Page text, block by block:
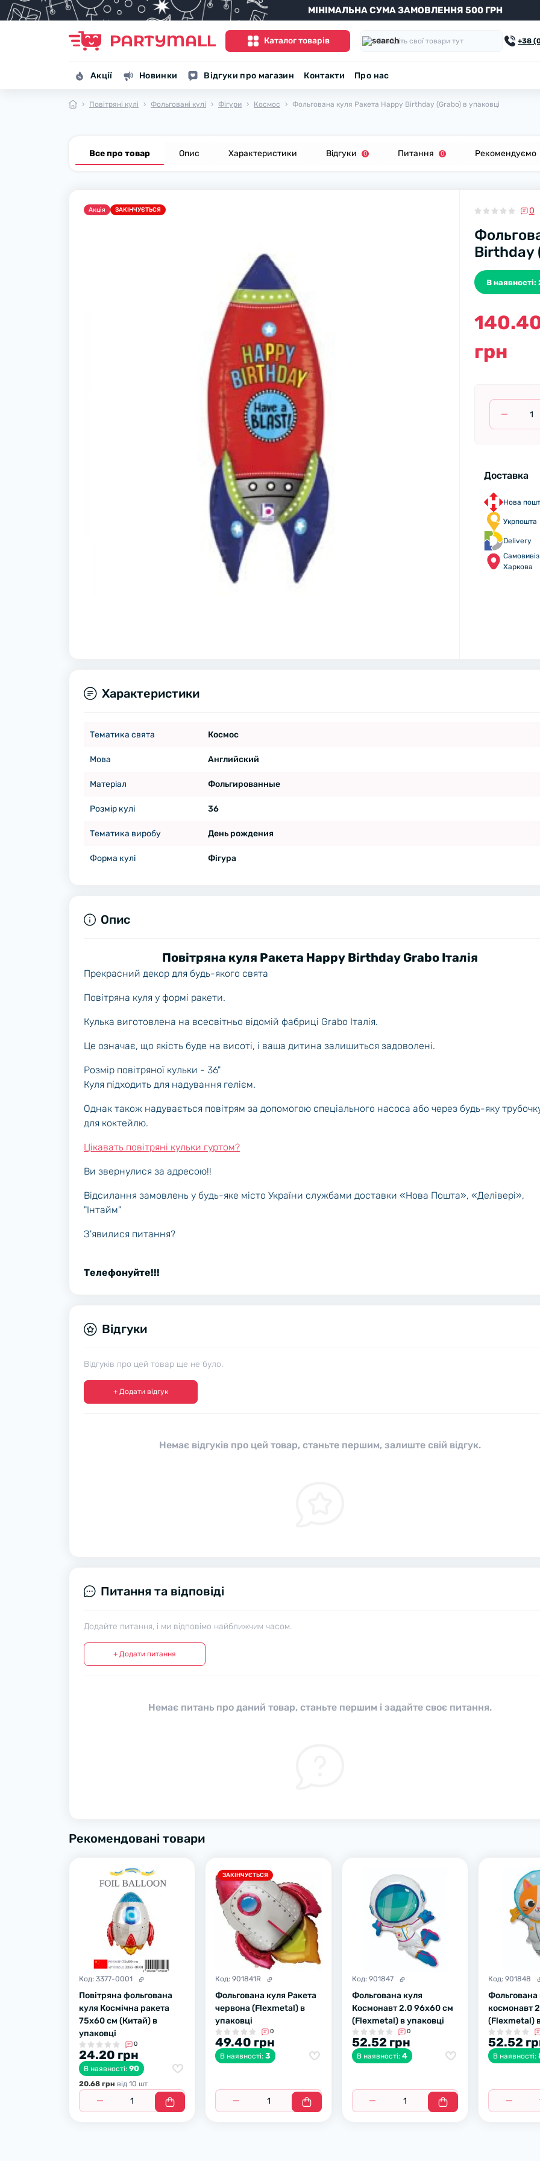
МІНІМАЛЬНА СУМА ЗАМОВЛЕННЯ 500 ГРН
Каталог товарів +38
Акції Новинки Відгуки про магазин Контакти Про нас
Повітряні кулі Фольговані кулі Фігури Космос Фольгована куля Ракета Happy Birthday (Grabo) в упаковці
Все про товар Опис Характеристики Відгуки 0 Питання 0 Рекомендуємо
Акцiя ЗАКІНЧУЄТЬСЯ 0
Birthday
В наявності:
грн
Доставка
Нова
Укрпошта
Delivery
Самовивіз
Харкова
Характеристики
Тематика свята Космос
Мова Английский
Матеріал Фольгированные
Розмір кулі 36
Тематика виробу День рождения
Форма кулі Фігура
Опис
Повітряна куля Ракета Happy Birthday Grabo Італія
Прекрасний декор для будь-якого свята
Повітряна куля у формі ракети.
Кулька виготовлена на всесвітньо відомій фабриці Grabo Італія.
Це означає, що якість буде на висоті, і ваша дитина залишиться задоволені.
Розмір повітряної кульки - 36"
Куля підходить для надування гелієм.
Однак також надувається повітрям за допомогою спеціального насоса або через будь-яку
для коктейлю.
Цікавать повітряні кульки гуртом?
Ви звернулися за адресою!!
Відсилання замовлень у будь-яке місто України службами доставки «Нова Пошта», «Делівері»,
"Інтайм"
З'явилися питання?
Телефонуйте!!!
Відгуки
Відгуків про цей товар ще не було.
+ Додати відгук
Немає відгуків про цей товар, станьте першим, залиште свій відгук.
Питання та відповіді
Додайте питання, і ми відповімо найближчим часом.
+ Додати питання
Немає питань про даний товар, станьте першим і задайте своє питання.
Рекомендовані товари
Код: 3377-0001
Повітряна фольгована
куля Космічна ракета
75х60 см (Китай) в
упаковці
0
24.20 грн
В наявності: 90
20.68 грн вiд 10 шт
ЗАКІНЧУЄТЬСЯ
Код:901841R
Фольгована куля Ракета
червона (Flexmetal) в
упаковці
0
49.40 грн
В наявності:3
Код: 901847
Фольгована куля
Космонавт 2.0 96х60 см
(Flexmetal) в упаковці
0
52.52 грн
В наявності: 4
Код:901848
Фольгована
космонавт
(Flexmetal)
52.52
В наявності: